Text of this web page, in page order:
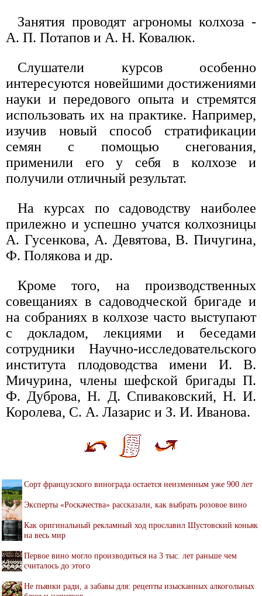
Занятия проводят агрономы колхоза -
А. П. Потапов и А. Н. Ковалюк.
Слушатели курсов особенно
интересуются новейшими достижениями
науки и передового опыта и стремятся
использовать их на практике. Например,
изучив новый способ стратификации
семян с помощью снегования,
применили его у себя в колхозе и
получили отличный результат.
На курсах по садоводству наиболее
прилежно и успешно учатся колхозницы
А. Гусенкова, А. Девятова, В. Пичугина,
Ф. Полякова и др.
Кроме того, на производственных
совещаниях в садоводческой бригаде и
на собраниях в колхозе часто выступают
с докладом, лекциями и беседами
сотрудники Научно-исследовательского
института плодоводства имени И. В.
Мичурина, члены шефской бригады П.
Ф. Дуброва, Н. Д. Спиваковский, Н. И.
Королева, С. А. Лазарис и З. И. Иванова.
Сорт французского винограда остается неизменным уже 900 лет
Эксперты «Роскачества» рассказали, как выбрать розовое вино
Как оригинальный рекламный ход прославил Шустовский коньяк
на весь мир
Первое вино могло производиться на 3 тыс. лет раньше чем
считалось до этого
Не пьянки ради, а забавы для: рецепты изысканных алкогольных